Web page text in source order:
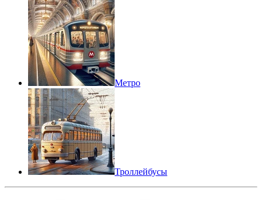
Метро
Троллейбусы